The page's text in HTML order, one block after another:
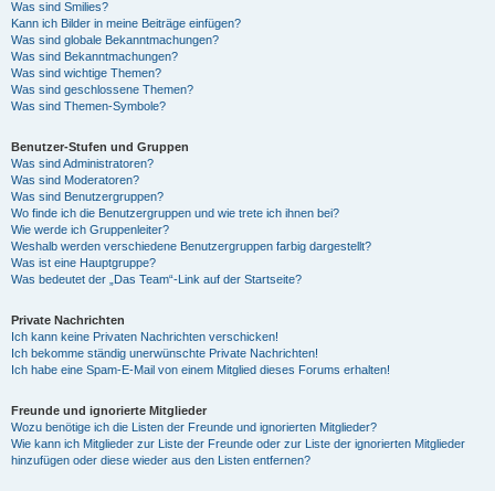
Was sind Smilies?
Kann ich Bilder in meine Beiträge einfügen?
Was sind globale Bekanntmachungen?
Was sind Bekanntmachungen?
Was sind wichtige Themen?
Was sind geschlossene Themen?
Was sind Themen-Symbole?
Benutzer-Stufen und Gruppen
Was sind Administratoren?
Was sind Moderatoren?
Was sind Benutzergruppen?
Wo finde ich die Benutzergruppen und wie trete ich ihnen bei?
Wie werde ich Gruppenleiter?
Weshalb werden verschiedene Benutzergruppen farbig dargestellt?
Was ist eine Hauptgruppe?
Was bedeutet der „Das Team“-Link auf der Startseite?
Private Nachrichten
Ich kann keine Privaten Nachrichten verschicken!
Ich bekomme ständig unerwünschte Private Nachrichten!
Ich habe eine Spam-E-Mail von einem Mitglied dieses Forums erhalten!
Freunde und ignorierte Mitglieder
Wozu benötige ich die Listen der Freunde und ignorierten Mitglieder?
Wie kann ich Mitglieder zur Liste der Freunde oder zur Liste der ignorierten Mitglieder
hinzufügen oder diese wieder aus den Listen entfernen?